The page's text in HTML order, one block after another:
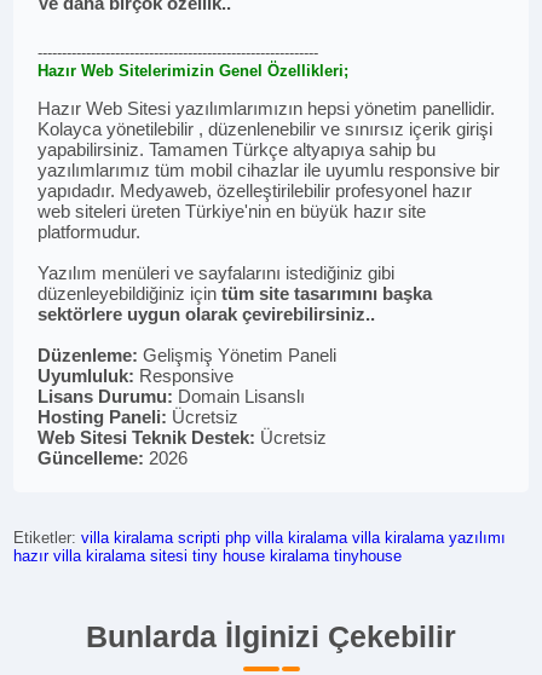
----------------------------------------------------------
Hazır Web Sitelerimizin Genel Özellikleri;
Hazır Web Sitesi yazılımlarımızın hepsi yönetim panellidir.
Kolayca yönetilebilir , düzenlenebilir ve sınırsız içerik girişi
yapabilirsiniz. Tamamen Türkçe altyapıya sahip bu
yazılımlarımız tüm mobil cihazlar ile uyumlu responsive bir
yapıdadır. Medyaweb, özelleştirilebilir profesyonel hazır
web siteleri üreten Türkiye'nin en büyük hazır site
platformudur.
Yazılım menüleri ve sayfalarını istediğiniz gibi
düzenleyebildiğiniz içintüm site tasarımını başka
sektörlere uygun olarak çevirebilirsiniz..
Düzenleme:Gelişmiş Yönetim Paneli
Uyumluluk: Responsive
Lisans Durumu: Domain Lisanslı
Hosting Paneli: Ücretsiz
Web Sitesi Teknik Destek: Ücretsiz
Güncelleme: 2026
Etiketler:villa kiralama scripti php villa kiralama villa kiralama yazılımı
hazır villa kiralama sitesi tiny house kiralama tinyhouse
Bunlarda İlginizi Çekebilir